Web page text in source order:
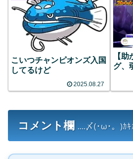
こいつチャンピオンズ入国
してるけど
2025.08.27
【
グ、
コメント欄 ....〆(･ω･。)ｶｷ